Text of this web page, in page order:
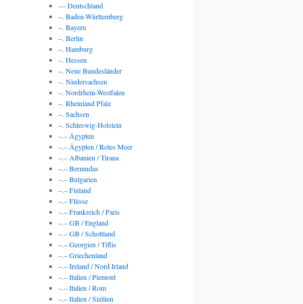
— Deutschland
–. Baden-Württemberg
–. Bayern
–. Berlin
–. Hamburg
–. Hessen
–. Neue Bundesländer
–. Niedersachsen
–. Nordrhein-Westfalen
–. Rheinland Pfalz
–. Sachsen
–. Schleswig-Holstein
–.– Ägypten
–.– Ägypten / Rotes Meer
–.– Albanien / Tirana
–.– Bermudas
–.– Bulgarien
–.– Finland
–.– Flüsse
–.– Frankreich / Paris
–.– GB / England
–.– GB / Schottland
–.– Georgien / Tiflis
–.– Griechenland
–.– Ireland / Nord Irland
–.– Italien / Piemont
–.– Italien / Rom
–.– Italien / Sizilien